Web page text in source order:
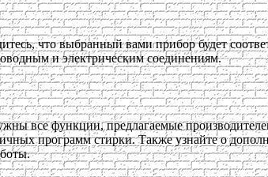
что выбранный вами прибор будет
и электрическим соединениям.
все функции, предлагаемые
программ стирки. Также узнайте о